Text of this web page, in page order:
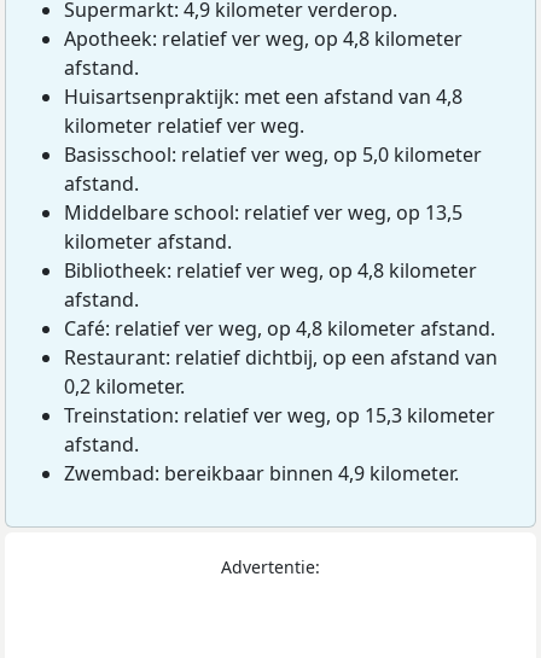
Supermarkt: 4,9 kilometer verderop.
Apotheek: relatief ver weg, op 4,8 kilometer
afstand.
Huisartsenpraktijk: met een afstand van 4,8
kilometer relatief ver weg.
Basisschool: relatief ver weg, op 5,0 kilometer
afstand.
Middelbare school: relatief ver weg, op 13,5
kilometer afstand.
Bibliotheek: relatief ver weg, op 4,8 kilometer
afstand.
Café: relatief ver weg, op 4,8 kilometer afstand.
Restaurant: relatief dichtbij, op een afstand van
0,2 kilometer.
Treinstation: relatief ver weg, op 15,3 kilometer
afstand.
Zwembad: bereikbaar binnen 4,9 kilometer.
Advertentie: